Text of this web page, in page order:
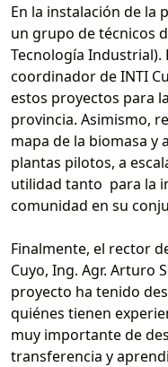
En la instalación de la
un grupo de técnicos
Tecnología Industrial).
coordinador de INTI
estos proyectos para
provincia. Asimismo,
mapa de la biomasa y
plantas pilotos, a
utilidad tanto para la
comunidad en su
Finalmente, el rector
Cuyo, Ing. Agr. Arturo
proyecto ha tenido
quiénes tienen
muy importante de
transferencia y